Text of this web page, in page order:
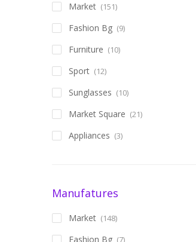
Market (151)
Fashion Bg (9)
Furniture (10)
Sport (12)
Sunglasses (10)
Market Square (21)
Appliances (3)
Manufatures
Market (148)
Fashion Bg (7)